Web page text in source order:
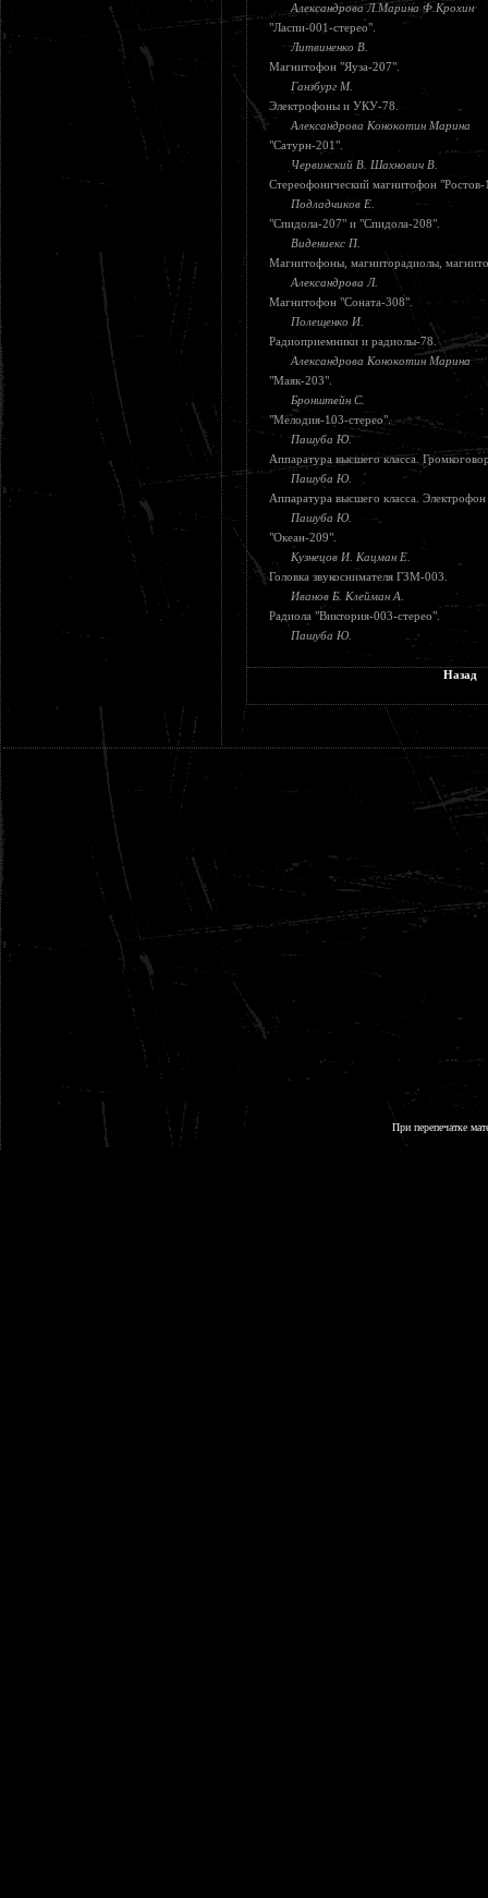
Александрова Л.Марина Ф.Крохин
"Ласпи-001-стерео".
Литвиненко В.
Магнитофон "Яуза-207".
Ганзбург М.
Электрофоны и УКУ-78.
Александрова Конокотин Марина
"Сатурн-201".
Червинский В. Шахнович В.
Стереофонический магнитофон "Ростов-
Подладчиков Е.
"Спидола-207" и "Спидола-208".
Видениекс П.
Магнитофоны, магниторадиолы,
Александрова Л.
Магнитофон "Соната-308".
Полещенко И.
Радиоприемники и радиолы-78.
Александрова Конокотин Марина
"Маяк-203".
Бронштейн С.
"Мелодия-103-стерео".
Пашуба Ю.
Аппаратура высшего класса.
Пашуба Ю.
Аппаратура высшего класса.
Пашуба Ю.
"Океан-209".
Кузнецов И. Кацман Е.
Головка звукоснимателя ГЗМ-003.
Иванов Б. Клейман А.
Радиола "Виктория-003-стерео".
Пашуба Ю.
Назад
При перепечатке